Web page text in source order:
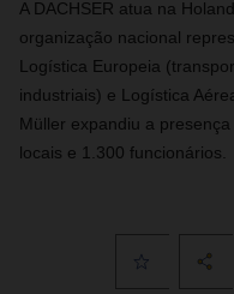
A DACHSER atua na
organização nacional
Logística Europeia
industriais) e Logística
Müller expandiu a
locais e 1.300 funcionários.